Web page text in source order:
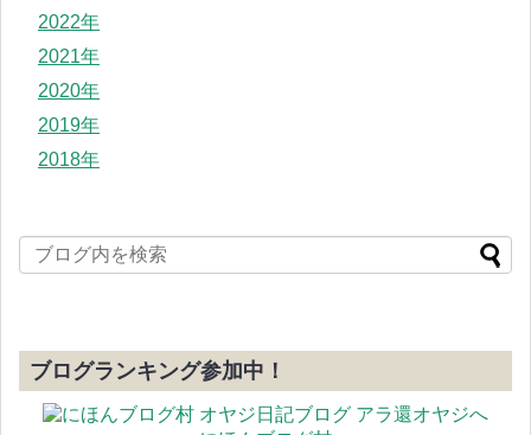
2022年
2021年
2020年
2019年
2018年
ブログランキング参加中！